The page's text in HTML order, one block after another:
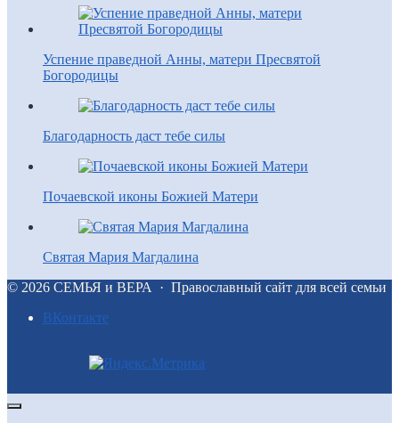
Успение праведной Анны, матери Пресвятой
Богородицы
Благодарность даст тебе силы
Почаевской иконы Божией Матери
Святая Мария Магдалина
© 2026 СЕМЬЯ и ВЕРА · Православный сайт для всей семьи
BКонтакте